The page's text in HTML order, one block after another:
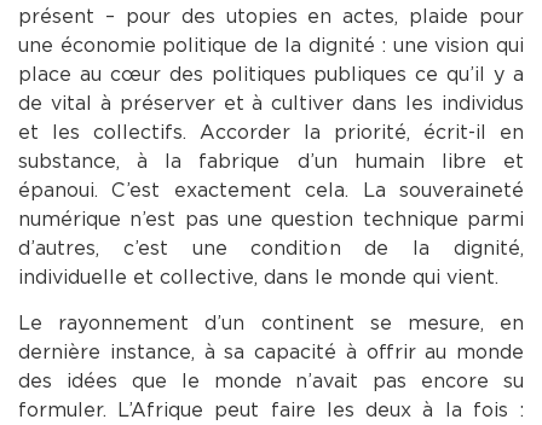
présent – pour des utopies en actes, plaide pour
une économie politique de la dignité : une vision qui
place au cœur des politiques publiques ce qu’il y a
de vital à préserver et à cultiver dans les individus
et les collectifs. Accorder la priorité, écrit-il en
substance, à la fabrique d’un humain libre et
épanoui. C’est exactement cela. La souveraineté
numérique n’est pas une question technique parmi
d’autres, c’est une condition de la dignité,
individuelle et collective, dans le monde qui vient.
Le rayonnement d’un continent se mesure, en
dernière instance, à sa capacité à offrir au monde
des idées que le monde n’avait pas encore su
formuler. L’Afrique peut faire les deux à la fois :